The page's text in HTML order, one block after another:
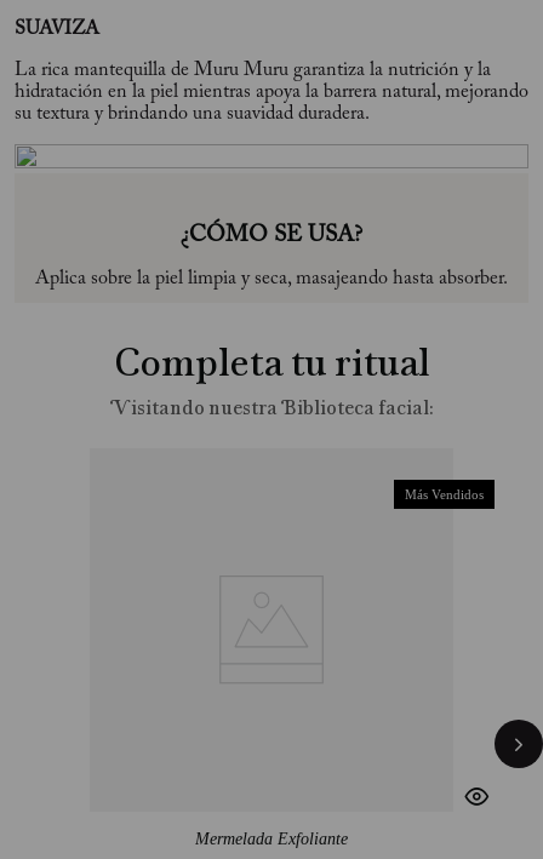
SUAVIZA
La rica mantequilla de Muru Muru garantiza la nutrición y la
hidratación en la piel mientras apoya la barrera natural, mejorando
su textura y brindando una suavidad duradera.
¿CÓMO SE USA?
Aplica sobre la piel limpia y seca, masajeando hasta absorber.
Completa tu ritual
Más Vendidos
Mermelada Exfoliante